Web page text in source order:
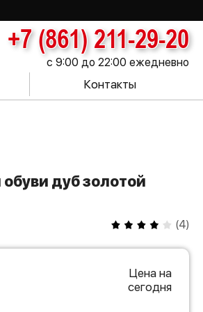
+7 (861) 211-29-20
с 9:00 до 22:00 ежедневно
Контакты
(4)
Цена на
сегодня